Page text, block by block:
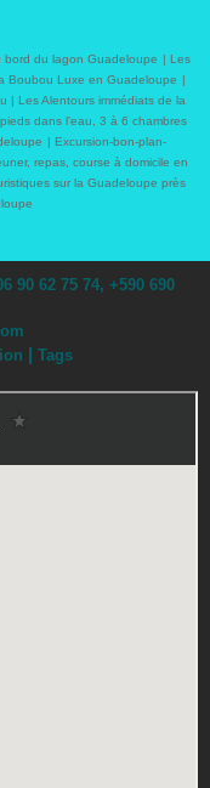
bord du lagon Guadeloupe
Les
Boubou Luxe en Guadeloupe
Les Alentours immédiats de la
dans l'eau, 3 à 6 chambres
Excursion-bon-plan-
repas, course à domicile en
sur la Guadeloupe près
90 62 75 74, +590 690
| Tags